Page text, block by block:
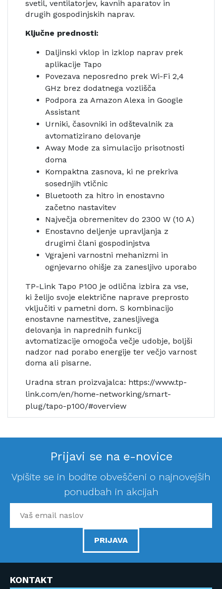
svetil, ventilatorjev, kavnih aparatov in
drugih gospodinjskih naprav.
Ključne prednosti:
Daljinski vklop in izklop naprav prek
aplikacije Tapo
Povezava neposredno prek Wi-Fi 2,4
GHz brez dodatnega vozlišča
Podpora za Amazon Alexa in Google
Assistant
Urniki, časovniki in odštevalnik za
avtomatizirano delovanje
Away Mode za simulacijo prisotnosti
doma
Kompaktna zasnova, ki ne prekriva
sosednjih vtičnic
Bluetooth za hitro in enostavno
začetno nastavitev
Največja obremenitev do 2300 W (10 A)
Enostavno deljenje upravljanja z
drugimi člani gospodinjstva
Vgrajeni varnostni mehanizmi in
ognjevarno ohišje za zanesljivo uporabo
TP-Link Tapo P100 je odlična izbira za vse,
ki želijo svoje električne naprave preprosto
vključiti v pametni dom. S kombinacijo
enostavne namestitve, zanesljivega
delovanja in naprednih funkcij
avtomatizacije omogoča večje udobje, boljši
nadzor nad porabo energije ter večjo varnost
doma ali pisarne.
Uradna stran proizvajalca: https://www.tp-
link.com/en/home-networking/smart-
plug/tapo-p100/#overview
Prijavi se na e-novice
Vpišite se in bodite obveščeni o najnovejših
ponudbah in akcijah
PRIJAVA
KONTAKT